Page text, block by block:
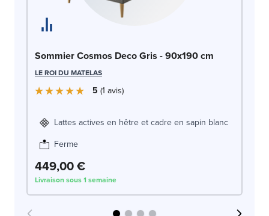
Sommier Cosmos Deco Gris - 90x190 cm
LE ROI DU MATELAS
5 1 avis
Lattes actives en hêtre et cadre en sapin blanc
Ferme
449,00 €
Livraison sous 1 semaine